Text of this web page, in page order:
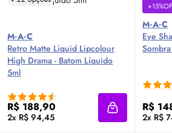
M·A·C
Retro Matte Liquid Lipcolour
High Drama - Batom Líquido
5ml
R$ 188,90
2x R$ 94,45 Adicionar à
M·A·C
Eye
R$
2x R$